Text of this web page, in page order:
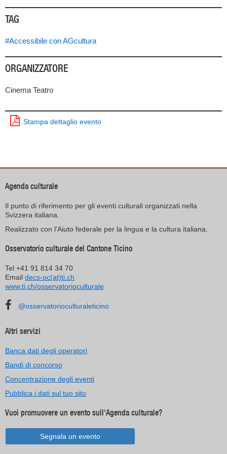
TAG
#Accessibile con AGcultura
ORGANIZZATORE
Cinema Teatro
Stampa dettaglio evento
Agenda culturale
Il punto di riferimento per gli eventi culturali organizzati nella
Svizzera italiana.
Realizzato con l'Aiuto federale per la lingua e la cultura italiana.
Osservatorio culturale del Cantone Ticino
Tel +41 91 814 34 70
Email decs-oc(at)ti.ch
www.ti.ch/osservatorioculturale
@osservatorioculturaleticino
Altri servizi
Banca dati degli operatori
Bandi di concorso
Concentrazione degli eventi
Pubblica i dati sul tuo sito
Vuoi promuovere un evento sull'Agenda culturale?
Segnala un evento